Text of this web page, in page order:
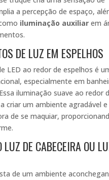
a percepção de espaço,
iluminação auxiliarem
DE LUZ EM ESPELHOS
LED ao redor de espelhos é
especialmente em
iluminação suave ao redor
criar um ambiente agradável
de se maquiar,
LUZ DE CABECEIRA OU
de um ambiente